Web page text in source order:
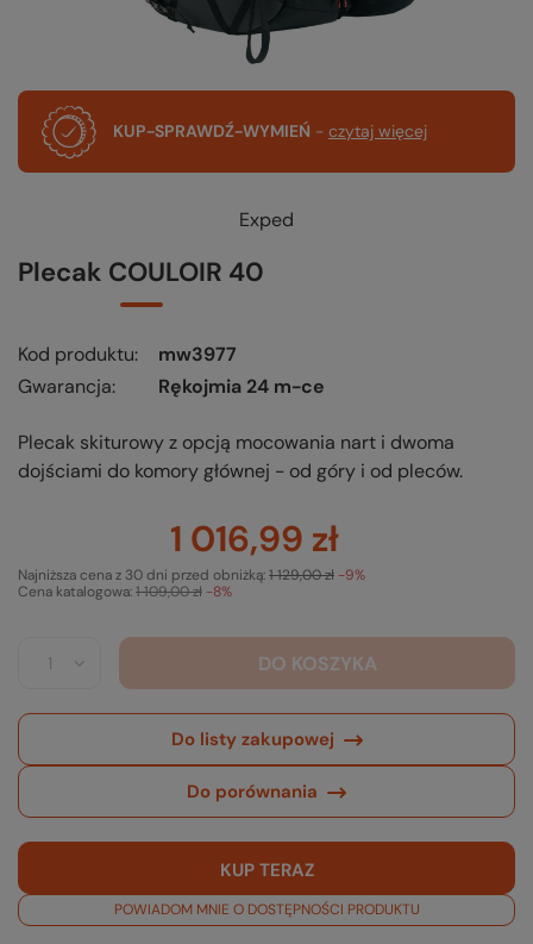
KUP-SPRAWDŹ-WYMIEŃ - czytaj więcej
Exped
Plecak COULOIR 40
Kod produktu
mw3977
Gwarancja
Rękojmia 24 m-ce
Plecak skiturowy z opcją mocowania nart i dwoma
dojściami do komory głównej - od góry i od pleców.
1 016,99 zł
Cena katalogowa:1 109,00 zł -8%
Najniższa cena z 30 dni przed obniżką:1 129,00 zł -9%
DO KOSZYKA
Do listy zakupowej
Do porównania
KUP TERAZ
POWIADOM MNIE O DOSTĘPNOŚCI PRODUKTU